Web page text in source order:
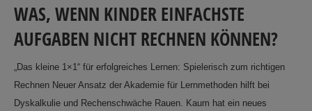
WAS, WENN KINDER EINFACHSTE
AUFGABEN NICHT RECHNEN KÖNNEN?
„Das kleine 1×1“ für erfolgreiches Lernen: Spielerisch zum richtigen
Rechnen Neuer Ansatz der Akademie für Lernmethoden hilft bei
Dyskalkulie und Rechenschwäche Rauen. Kaum hat ein neues